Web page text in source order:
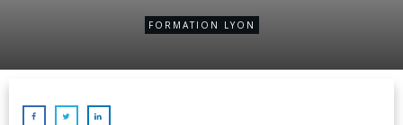
FORMATION LYON